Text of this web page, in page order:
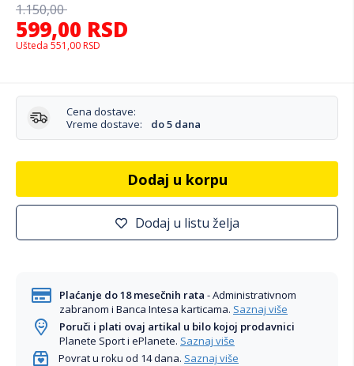
599,00 RSD
1.150,00
Ušteda 551,00 RSD
Cena dostave:
Vreme dostave:
do 5 dana
Dodaj u korpu
Dodaj u listu želja
Plaćanje do 18 mesečnih rata - Administrativnom
zabranom i Banca Intesa karticama. Saznaj više
Poruči i plati ovaj artikal u bilo kojoj prodavnici
Planete Sport i ePlanete. Saznaj više
Povrat u roku od 14 dana. Saznaj više